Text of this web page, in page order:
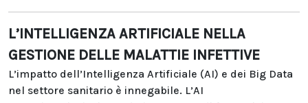
L’INTELLIGENZA ARTIFICIALE NELLA
GESTIONE DELLE MALATTIE INFETTIVE
L’impatto dell’Intelligenza Artificiale (AI) e dei Big Data
nel settore sanitario è innegabile. L’AI